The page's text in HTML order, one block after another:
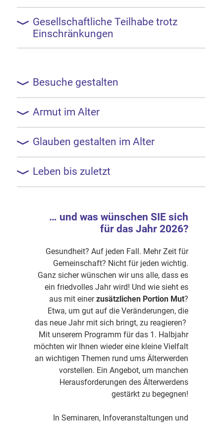
Gesellschaftliche Teilhabe trotz
Einschränkungen
Besuche gestalten
Armut im Alter
Glauben gestalten im Alter
Leben bis zuletzt
… und was wünschen SIE sich
für das Jahr 2026?
Gesundheit? Auf jeden Fall. Mehr Zeit für
Gemeinschaft? Nicht für jeden wichtig.
Ganz sicher wünschen wir uns alle, dass es
ein friedvolles Jahr wird! Und wie sieht es
aus mit einerzusätzlichen Portion Mut?
Etwa, um gut auf die Veränderungen, die
das neue Jahr mit sich bringt, zu reagieren?
Mit unserem Programm für das 1. Halbjahr
möchten wir Ihnen wieder eine kleine Vielfalt
an wichtigen Themen rund ums Älterwerden
vorstellen. Ein Angebot, um manchen
Herausforderungen des Älterwerdens
gestärkt zu begegnen!
In Seminaren, Infoveranstaltungen und